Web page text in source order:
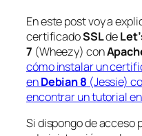
En este post voy a
certificadoSSLde
7 (Wheezy) con
cómo instalar un
enDebian 8 (Jessie)
encontrar un tutorial
Si dispongo de acceso